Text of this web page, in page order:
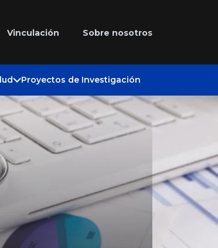
Vinculación Sobre nosotros
Proyectos de Investigación